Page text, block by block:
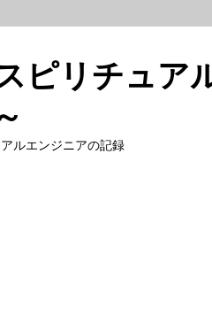
ピリチュア
ルエンジニアの記録